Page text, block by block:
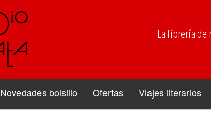
La librería de
Novedades bolsillo Ofertas Viajes literarios